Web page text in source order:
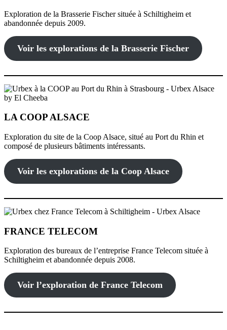
Exploration de la Brasserie Fischer située à Schiltigheim et
abandonnée depuis 2009.
Voir les explorations de la Brasserie Fischer
LA COOP ALSACE
Exploration du site de la Coop Alsace, situé au Port du Rhin et
composé de plusieurs bâtiments intéressants.
Voir les explorations de la Coop Alsace
FRANCE TELECOM
Exploration des bureaux de l’entreprise France Telecom située à
Schiltigheim et abandonnée depuis 2008.
Voir l’exploration de France Telecom